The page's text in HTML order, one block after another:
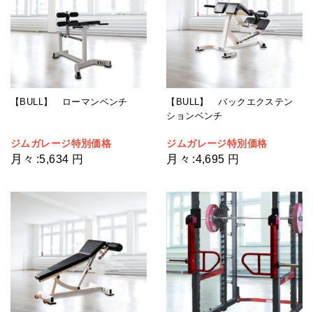
【BULL】 ローマンベンチ
ジムガレージ特別価格
月々 :5,634 円
【BULL】 バックエクステン
ションベンチ
ジムガレージ特別価格
月々 :4,695 円